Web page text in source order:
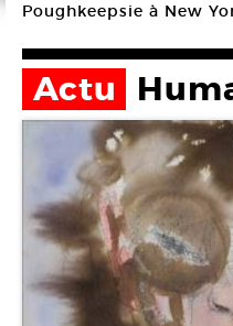
Poughkeepsie à New
Actu